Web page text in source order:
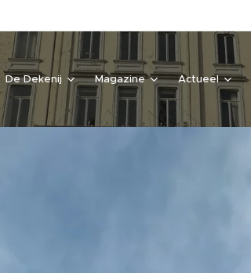
De Dekenij Magazine Actueel